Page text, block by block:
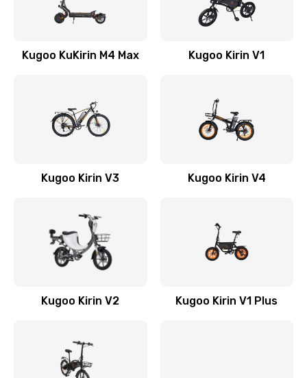
Kugoo KuKirin M4 Max Kugoo Kirin V1
Kugoo Kirin V3 Kugoo Kirin V4
Kugoo Kirin V2 Kugoo Kirin V1 Plus